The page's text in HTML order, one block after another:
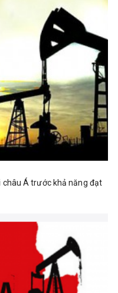
Á trước khả năng đạt